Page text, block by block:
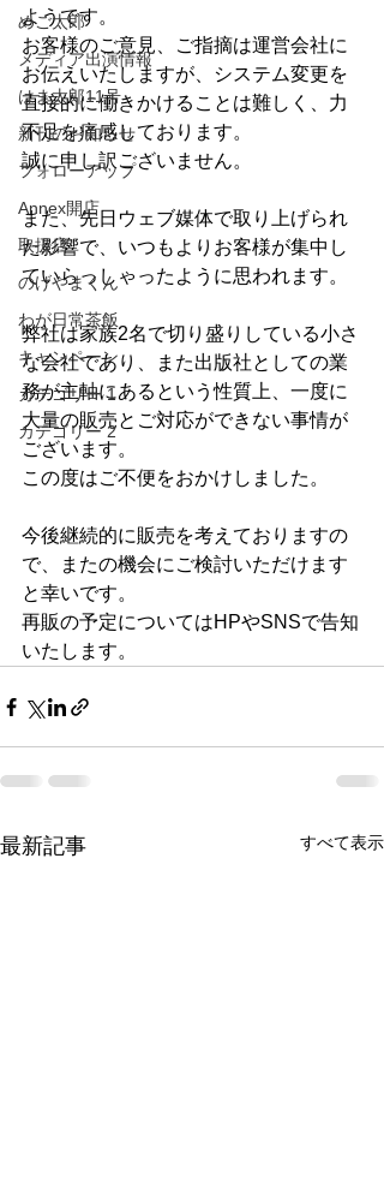
めご太郎
メディア出演情報
はま太郎11号
新刊のお知らせ
フォローアップ
Annex開店
取扱店
のげやまくん
わが日常茶飯
キャンペーン
カテゴリー 1
カテゴリー 2
ようです。
お客様のご意見、ご指摘は運営会社に
お伝えいたしますが、システム変更を
直接的に働きかけることは難しく、力
不足を痛感しております。
誠に申し訳ございません。
また、先日ウェブ媒体で取り上げられ
た影響で、いつもよりお客様が集中し
ていらっしゃったように思われます。
弊社は家族2名で切り盛りしている小さ
な会社であり、また出版社としての業
務が主軸にあるという性質上、一度に
大量の販売とご対応ができない事情が
ございます。
この度はご不便をおかけしました。
今後継続的に販売を考えておりますの
で、またの機会にご検討いただけます
と幸いです。
再販の予定についてはHPやSNSで告知
いたします。
最新記事 すべて表示